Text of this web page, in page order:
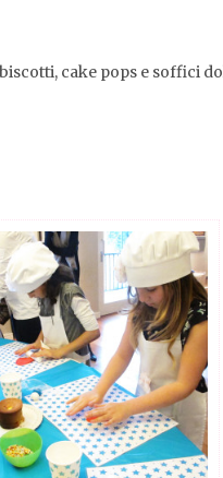
cake pops e soffici